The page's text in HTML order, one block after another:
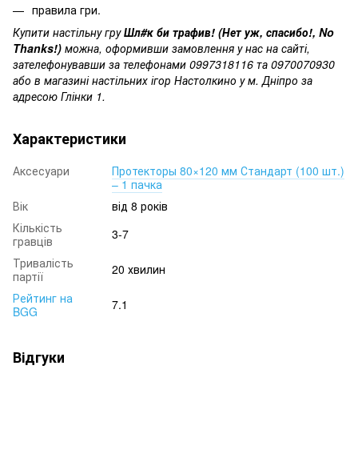
правила гри.
Купити настільну груШл#к би трафив! (Нет уж, спасибо!, No
Thanks!) можна, оформивши замовлення у нас на сайті,
зателефонувавши за телефонами 0997318116 та 0970070930
або в магазині настільних ігор Настолкино у м. Дніпро за
адресою Глінки 1.
Характеристики
Аксесуари
Протекторы 80×120 мм Стандарт (100 шт.)
– 1 пачка
Вік
від 8 років
Кількість
гравців
3-7
Тривалість
партії
20 хвилин
Рейтинг на
BGG
7.1
Відгуки